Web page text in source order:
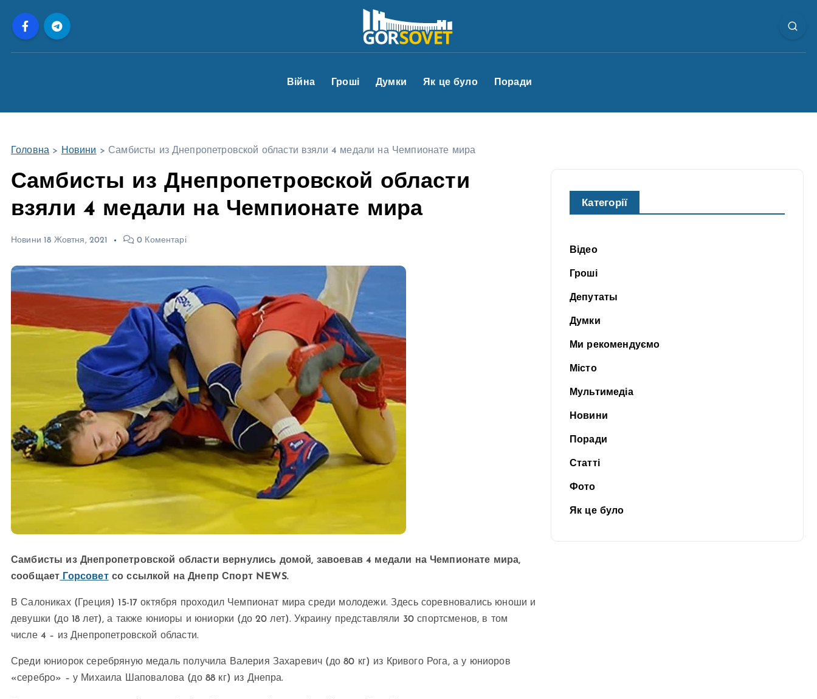
Війна Гроші Думки Як це було Поради
Головна > Новини > Самбисты из Днепропетровской области взяли 4 медали на Чемпионате мира
Самбисты из Днепропетровской области
взяли 4 медали на Чемпионате мира
Новини 18 Жовтня, 2021 0 Коментарі
Самбисты из Днепропетровской области вернулись домой, завоевав 4 медали на Чемпионате мира,
сообщает Горсоветсо ссылкой на Днепр Спорт NEWS.
В Салониках (Греция) 15-17 октября проходил Чемпионат мира среди молодежи. Здесь соревновались юноши и
девушки (до 18 лет), а также юниоры и юниорки (до 20 лет). Украину представляли 30 спортсменов, в том
числе 4 – из Днепропетровской области.
Среди юниорок серебряную медаль получила Валерия Захаревич (до 80 кг) из Кривого Рога, а у юниоров
«серебро» – у Михаила Шаповалова (до 88 кг) из Днепра.
Категорії
Відео
Гроші
Депутаты
Думки
Ми рекомендуємо
Місто
Мультимедіа
Новини
Поради
Статті
Фото
Як це було